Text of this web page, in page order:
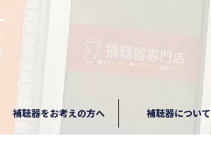
補聴器をお考えの方へ 補聴器について